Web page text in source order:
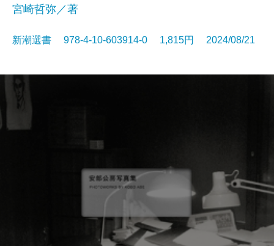
宮崎哲弥／著
新潮選書 978-4-10-603914-0 1,815円 2024/08/21